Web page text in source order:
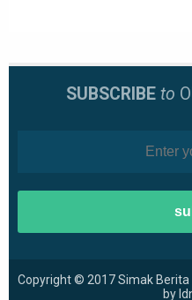
SUBSCRIBE to
Copyright © 2017Simak Berita
by